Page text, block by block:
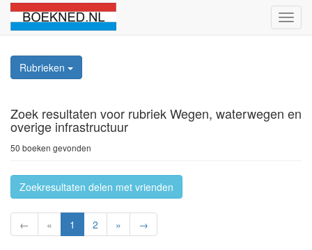
Rubrieken
Zoek resultaten voor rubriek Wegen, waterwegen en
overige infrastructuur
50 boeken gevonden
Zoekresultaten delen met vrienden
← « 1 2 » →